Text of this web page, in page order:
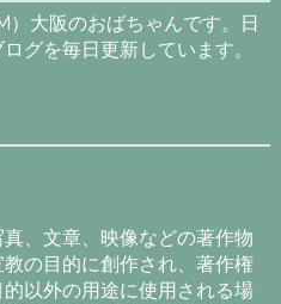
）大阪のおばちゃんです。日
グを毎日更新しています。
、文章、映像などの著作物
の目的に創作され、著作権
以外の用途に使用される場